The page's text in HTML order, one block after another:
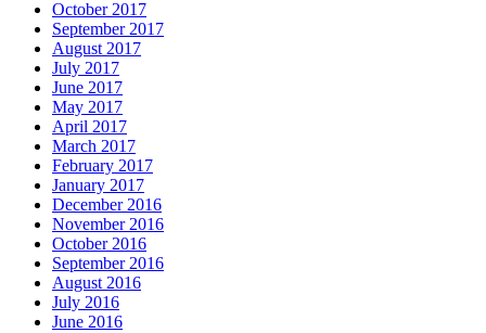
October 2017
September 2017
August 2017
July 2017
June 2017
May 2017
April 2017
March 2017
February 2017
January 2017
December 2016
November 2016
October 2016
September 2016
August 2016
July 2016
June 2016